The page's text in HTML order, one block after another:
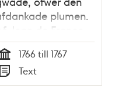
plumen.
Jean de France.
Tid
1766 till 1767
Text